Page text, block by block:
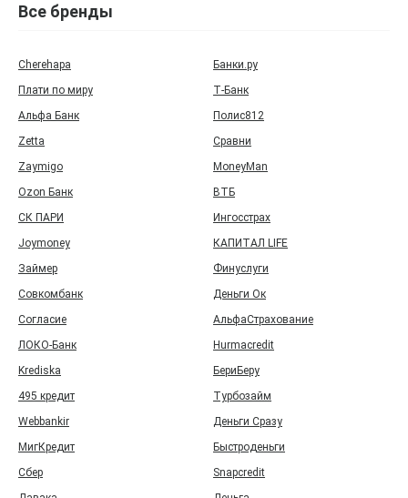
Все бренды
Cherehapa
Банки.ру
Плати по миру
Т‑Банк
Альфа Банк
Полис812
Zetta
Сравни
Zaymigo
MoneyMan
Ozon Банк
ВТБ
СК ПАРИ
Ингосстрах
Joymoney
КАПИТАЛ LIFE
Займер
Финуслуги
Совкомбанк
Деньги Ок
Согласие
АльфаСтрахование
ЛОКО-Банк
Hurmacredit
Krediska
БериБеру
495 кредит
Турбозайм
Webbankir
Деньги Сразу
МигКредит
Быстроденьги
Сбер
Snapcredit